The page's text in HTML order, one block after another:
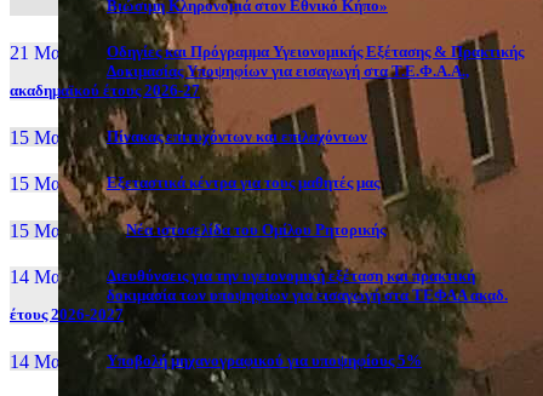
Βιώσιμη Κληρονομιά στον Εθνικό Κήπο»
21 Μαι, 26
Οδηγίες και Πρόγραμμα Υγειονομικής Εξέτασης & Πρακτικής
Δοκιμασίας Υποψηφίων για εισαγωγή στα Τ.Ε.Φ.Α.Α.,
ακαδημαϊκού έτους 2026-27
15 Μαι, 26 Πίνακας επιτυχόντων και επιλαχόντων
15 Μαι, 26 Εξεταστικά κέντρα για τους μαθητές μας
15 Μαι, 2026 Νέα ιστοσελίδα του Ομίλου Ρητορικής
14 Μαι, 26
Διευθύνσεις για την υγειονομική εξέταση και πρακτική
δοκιμασία των υποψηφίων για εισαγωγή στα ΤΕΦΑΑ ακαδ.
έτους 2026-2027
14 Μαι, 26 Yποβολή μηχανογραφικού για υποψηφίους 5%